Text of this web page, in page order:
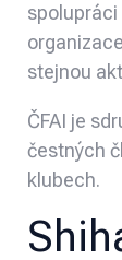
stejnou
ČFAI je
čestných
klubech.